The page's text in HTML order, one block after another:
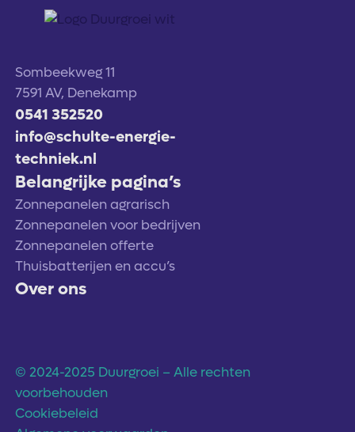
Sombeekweg 11
7591 AV, Denekamp
0541 352520
info@schulte-energie-
techniek.nl
Belangrijke pagina’s
Zonnepanelen agrarisch
Zonnepanelen voor bedrijven
Zonnepanelen offerte
Thuisbatterijen en accu’s
Over ons
© 2024-2025 Duurgroei – Alle rechten
voorbehouden
Cookiebeleid